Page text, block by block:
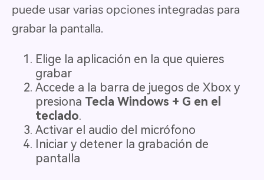
puede usar varias opciones integradas para
grabar la pantalla.
Elige la aplicación en la que quieres
grabar
Accede a la barra de juegos de Xbox y
presiona Tecla Windows + G en el
teclado.
Activar el audio del micrófono
Iniciar y detener la grabación de
pantalla